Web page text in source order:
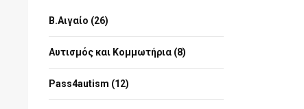
Β.Αιγαίο (26)
Αυτισμός και Κομμωτήρια (8)
Pass4autism (12)